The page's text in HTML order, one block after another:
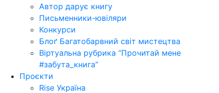
Автор дарує книгу
Письменники-ювіляри
Конкурси
Блоґ Багатобарвний світ мистецтва
Віртуальна рубрика “Прочитай мене
#забута_книга”
Проєкти
Rise Україна